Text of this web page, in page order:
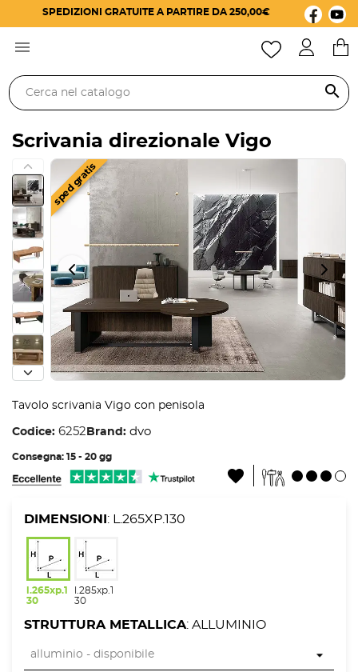
SPEDIZIONI GRATUITE A PARTIRE DA 250,00€

search
sped gratis
Scrivania direzionale Vigo
Tavolo scrivania Vigo con penisola
Codice: 6252 Brand: dvo
Consegna: 15 - 20 gg
DIMENSIONI : L.265XP.130
l.265xp.1
30
l.285xp.1
30
STRUTTURA METALLICA: ALLUMINIO